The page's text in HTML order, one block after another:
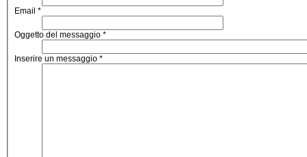
Email *
Oggetto del messaggio *
Inserire un messaggio *